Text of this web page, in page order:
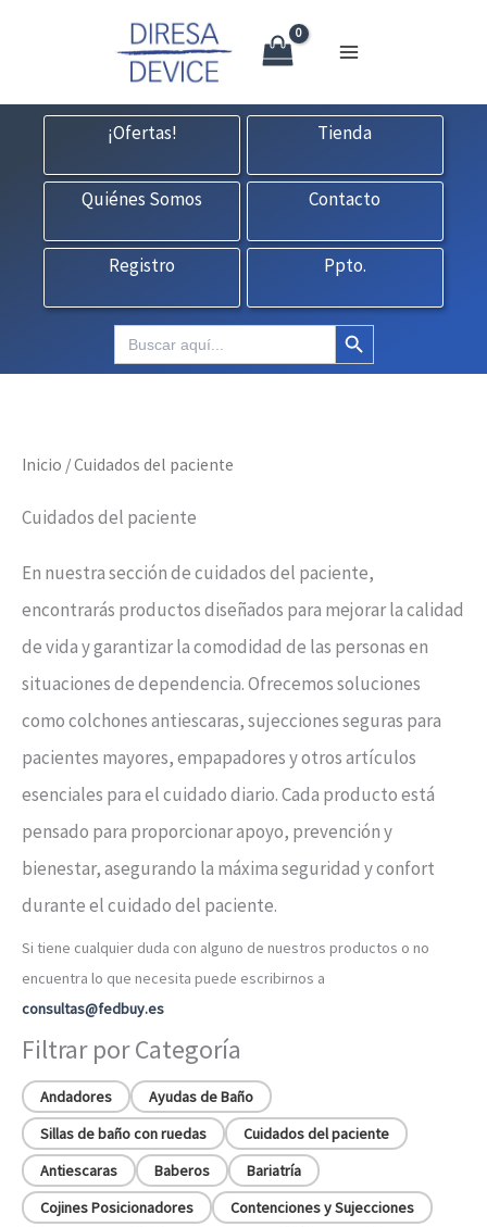
consultas@fedbuy.es| Formulario | Tlf.
¡Ofertas!
Tienda
Quiénes Somos Contacto
Registro Ppto.
Buscar: Botón de búsqueda
Inicio / Cuidados del paciente
Cuidados del paciente
En nuestra sección de cuidados del paciente,
encontrarás productos diseñados para mejorar la calidad
de vida y garantizar la comodidad de las personas en
situaciones de dependencia. Ofrecemos soluciones
como colchones antiescaras, sujecciones seguras para
pacientes mayores, empapadores y otros artículos
esenciales para el cuidado diario. Cada producto está
pensado para proporcionar apoyo, prevención y
bienestar, asegurando la máxima seguridad y confort
durante el cuidado del paciente.
Si tiene cualquier duda con alguno de nuestros productos o no
encuentra lo que necesita puede escribirnos a
consultas@fedbuy.es
Filtrar por Categoría
Andadores
Ayudas de Baño
Sillas de baño con ruedas
Cuidados del paciente
Antiescaras
Baberos
Bariatría
Cojines Posicionadores
Contenciones y Sujecciones